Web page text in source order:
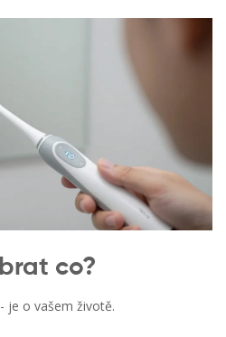
co?
je o vašem životě.